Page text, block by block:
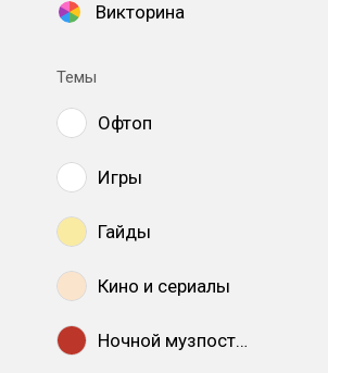
Викторина
Темы
Офтоп
Игры
Гайды
Кино и сериалы
Ночной музпостинг